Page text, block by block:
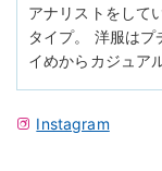
アナリストをして
タイプ。 洋服は
イめからカジュア
Instagram